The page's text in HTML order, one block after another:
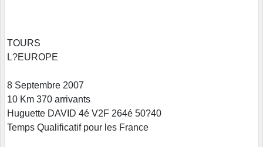
TOURS
L?EUROPE
8 Septembre 2007
10 Km 370 arrivants
Huguette DAVID 4é V2F 264é 50?40
Temps Qualificatif pour les France